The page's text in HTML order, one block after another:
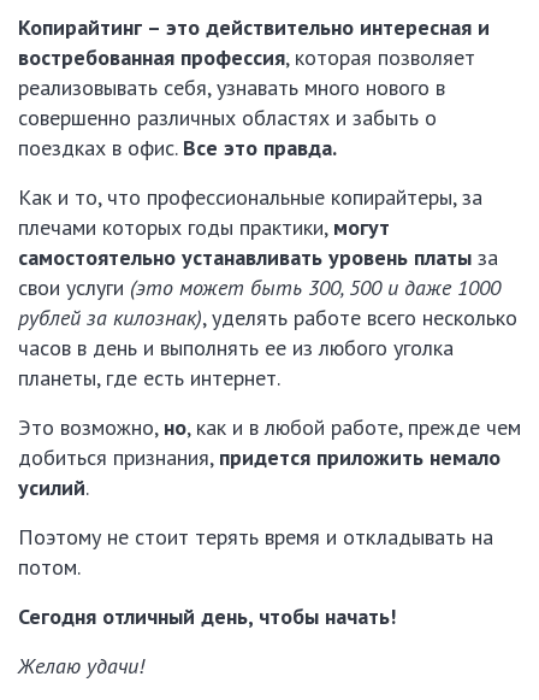
Копирайтинг – это действительно интересная и
востребованная профессия, которая позволяет
реализовывать себя, узнавать много нового в
совершенно различных областях и забыть о
поездках в офис. Все это правда.
Как и то, что профессиональные копирайтеры, за
плечами которых годы практики, могут
самостоятельно устанавливать уровень платы за
свои услуги (это может быть 300, 500 и даже 1000
рублей за килознак), уделять работе всего несколько
часов в день и выполнять ее из любого уголка
планеты, где есть интернет.
Это возможно, но, как и в любой работе, прежде чем
добиться признания, придется приложить немало
усилий.
Поэтому не стоит терять время и откладывать на
потом.
Сегодня отличный день, чтобы начать!
Желаю удачи!